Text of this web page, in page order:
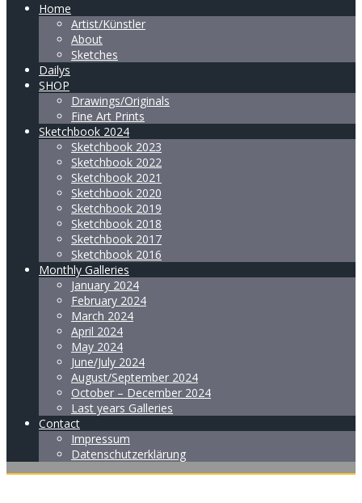
Home
Artist/Künstler
About
Sketches
Dailys
SHOP
Drawings/Originals
Fine Art Prints
Sketchbook 2024
Sketchbook 2023
Sketchbook 2022
Sketchbook 2021
Sketchbook 2020
Sketchbook 2019
Sketchbook 2018
Sketchbook 2017
Sketchbook 2016
Monthly Galleries
January 2024
February 2024
March 2024
April 2024
May 2024
June/July 2024
August/September 2024
October – December 2024
Last years Galleries
Contact
Impressum
Datenschutzerklärung